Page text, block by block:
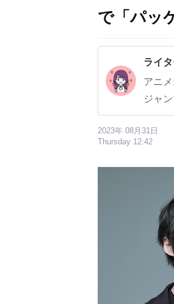
で「パッ
ライタ
アニ
ジャ
2023年 08月31日
Thursday 12:42